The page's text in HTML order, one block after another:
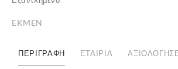
EKMEN
ΠΕΡΙΓΡΑΦΉ ΕΤΑΙΡΊΑ